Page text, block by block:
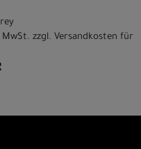
zzgl. Versandkosten für